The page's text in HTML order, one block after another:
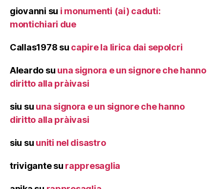
giovanni su i monumenti (ai) caduti:
montichiari due
Callas1978 su capire la lirica dai sepolcri
Aleardo su una signora e un signore che hanno
diritto alla pràivasi
siu su una signora e un signore che hanno
diritto alla pràivasi
siu su uniti nel disastro
trivigantesu rappresaglia